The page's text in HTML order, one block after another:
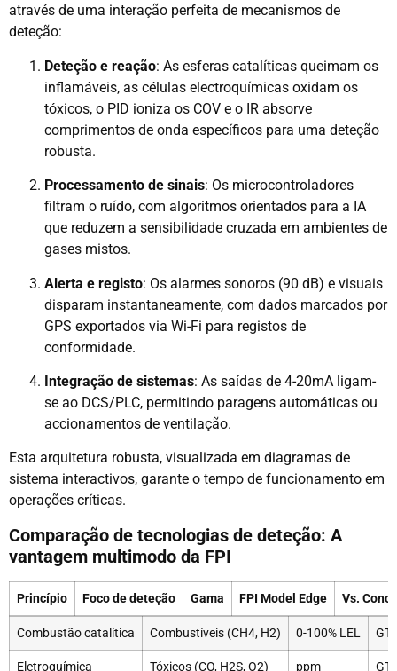
através de uma interação perfeita de mecanismos de
deteção:
Deteção e reação: As esferas catalíticas queimam os
inflamáveis, as células electroquímicas oxidam os
tóxicos, o PID ioniza os COV e o IR absorve
comprimentos de onda específicos para uma deteção
robusta.
Processamento de sinais: Os microcontroladores
filtram o ruído, com algoritmos orientados para a IA
que reduzem a sensibilidade cruzada em ambientes de
gases mistos.
Alerta e registo: Os alarmes sonoros (90 dB) e visuais
disparam instantaneamente, com dados marcados por
GPS exportados via Wi-Fi para registos de
conformidade.
Integração de sistemas: As saídas de 4-20mA ligam-
se ao DCS/PLC, permitindo paragens automáticas ou
accionamentos de ventilação.
Esta arquitetura robusta, visualizada em diagramas de
sistema interactivos, garante o tempo de funcionamento em
operações críticas.
Comparação de tecnologias de deteção: A
vantagem multimodo da FPI
Princípio Foco de deteção Gama FPI Model Edge Vs.
Combustão catalítica Combustíveis (CH4, H2) 0-100% LEL
Eletroquímica Tóxicos (CO, H2S, O2) ppm